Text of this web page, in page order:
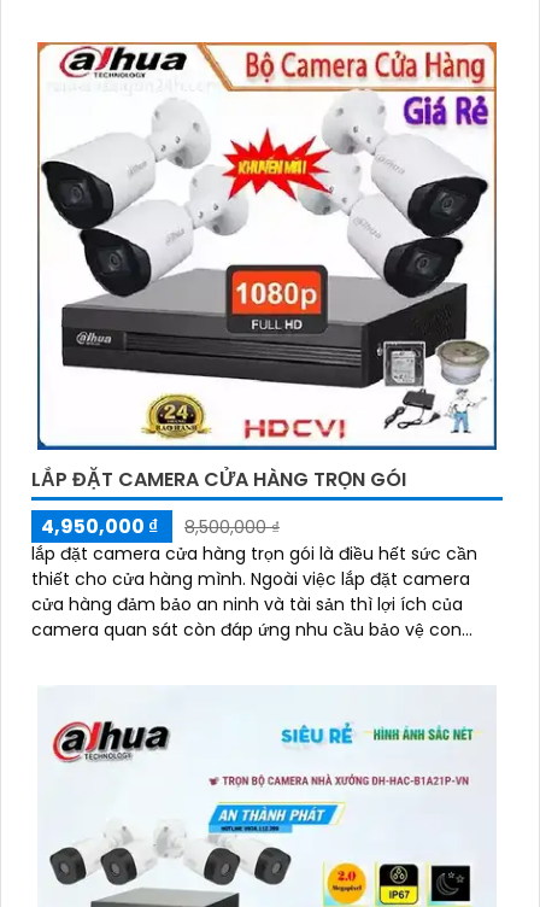
LẮP ĐẶT CAMERA CỬA HÀNG TRỌN GÓI
4,950,000 ₫
8,500,000 ₫
lắp đặt camera cửa hàng trọn gói là điều hết sức cần
thiết cho cửa hàng mình. Ngoài việc lắp đặt camera
cửa hàng đảm bảo an ninh và tài sản thì lợi ích của
camera quan sát còn đáp ứng nhu cầu bảo vệ con